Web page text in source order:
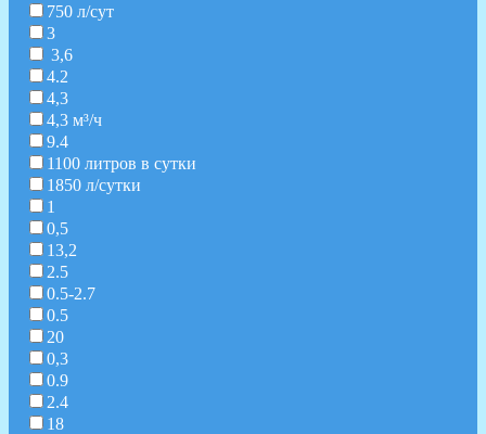
750 л/сут
3
3,6
4.2
4,3
4,3 м³/ч
9.4
1100 литров в сутки
1850 л/сутки
1
0,5
13,2
2.5
0.5-2.7
0.5
20
0,3
0.9
2.4
18